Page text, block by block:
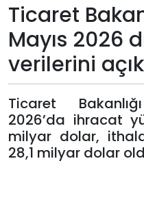
Giriş
Yap
Ticaret
Mayıs 2026
verilerini
Ticaret
2026’da ihracat
milyar dolar,
28,1 milyar dolar